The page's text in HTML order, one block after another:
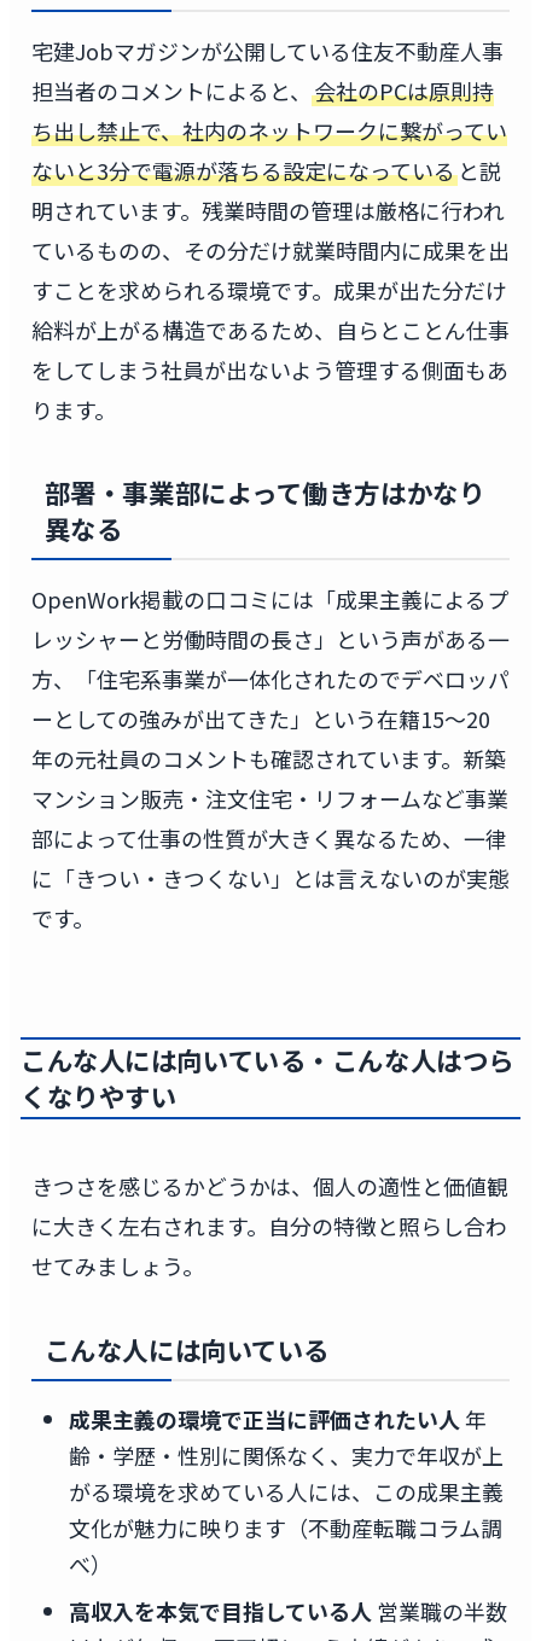
宅建Jobマガジンが公開している住友不動産人事
担当者のコメントによると、 会社のPCは原則持
ち出し禁止で、社内のネットワークに繋がってい
ないと3分で電源が落ちる設定になっていると説
明されています。残業時間の管理は厳格に行われ
ているものの、その分だけ就業時間内に成果を出
すことを求められる環境です。成果が出た分だけ
給料が上がる構造であるため、自らとことん仕事
をしてしまう社員が出ないよう管理する側面もあ
ります。
部署・事業部によって働き方はかなり
異なる
OpenWork掲載の口コミには「成果主義によるプ
レッシャーと労働時間の長さ」という声がある一
方、「住宅系事業が一体化されたのでデベロッパ
ーとしての強みが出てきた」という在籍15〜20
年の元社員のコメントも確認されています。新築
マンション販売・注文住宅・リフォームなど事業
部によって仕事の性質が大きく異なるため、一律
に「きつい・きつくない」とは言えないのが実態
です。
こんな人には向いている・こんな人はつら
くなりやすい
きつさを感じるかどうかは、個人の適性と価値観
に大きく左右されます。自分の特徴と照らし合わ
せてみましょう。
こんな人には向いている
成果主義の環境で正当に評価されたい人 年
齢・学歴・性別に関係なく、実力で年収が上
がる環境を求めている人には、この成果主義
文化が魅力に映ります（不動産転職コラム調
べ）
高収入を本気で目指している人 営業職の半数